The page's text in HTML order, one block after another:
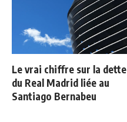
Le vrai chiffre sur la dette
du Real Madrid liée au
Santiago Bernabeu